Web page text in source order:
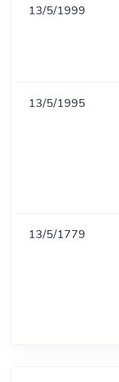
13/5/1999
13/5/1995
13/5/1779